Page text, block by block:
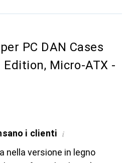
PC DAN Cases
Edition, Micro-ATX -
i clienti i
nella versione in legno